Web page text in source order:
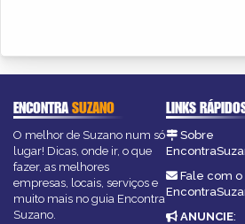
ENCONTRASUZANO
O melhor de Suzano num só
lugar! Dicas, onde ir, o que
fazer, as melhores
empresas, locais, serviços e
muito mais no guia Encontra
Suzano.
LINKS
Sobre
Fale com o
ANUNCIE: